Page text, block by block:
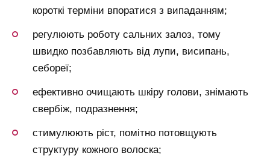
короткі терміни впоратися з випаданням;
регулюють роботу сальних залоз, тому
швидко позбавляють від лупи, висипань,
себореї;
ефективно очищають шкіру голови, знімають
свербіж, подразнення;
стимулюють ріст, помітно потовщують
структуру кожного волоска;